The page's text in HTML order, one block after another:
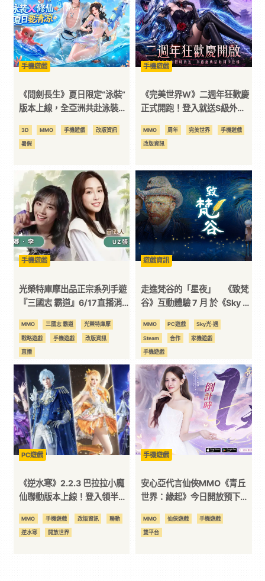
平
台
手機遊戲
《問劍長生》夏日限定“泳裝”
版本上線，全亞洲共赴泳裝仙
3D MMO 手機遊戲 改版資訊
暑假
手機遊戲
《完美世界W》二週年狂歡慶
正式開跑！登入就送S級外
卡等海量資源
MMO 周年 完美世界 手機遊戲
改版資訊
手機遊戲
光榮特庫摩出品正宗系列手遊
『三國志 霸道』6/17直播消
「粽葉藏玄機，攏「粽」送厚
禮！」全服好禮大方送～
MMO 三國志 霸道 光榮特庫摩
戰略遊戲 手機遊戲 改版資訊
直播
遊戲資訊
走進梵谷的「星夜」 《致梵
谷》互動體驗 7 月 於《Sky 光
MMO PC遊戲 Sky光·遇
Steam 合作 家機遊戲
手機遊戲
PC遊戲
《逆水寒》2.2.3 巴拉拉小魔
仙聯動版本上線！登入領半價
MMO 手機遊戲 改版資訊 聯動
逆水寒 開放世界
手機遊戲
安心亞代言仙俠MMO《青丘
世界：緣起》今日開放預下載
MMO 仙俠遊戲 手機遊戲
雙平台